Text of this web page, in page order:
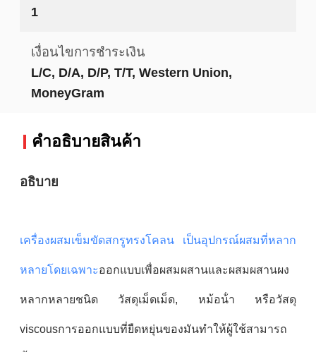
1
เงื่อนไขการชำระเงิน
L/C, D/A, D/P, T/T, Western Union,
MoneyGram
คําอธิบายสินค้า
อธิบาย
เครื่องผสมเข็มขัดสกรูทรงโคลน เป็นอุปกรณ์ผสมที่หลาก
หลายโดยเฉพาะออกแบบเพื่อผสมผสานและผสมผสานผง
หลากหลายชนิด วัสดุเม็ดเม็ด, หม้อน้ํา หรือวัสดุ
viscousการออกแบบที่ยืดหยุ่นของมันทําให้ผู้ใช้สามารถ